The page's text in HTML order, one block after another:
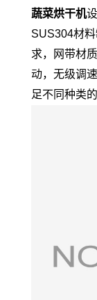
蔬菜烘干机
SUS304材
求，网带材
动，无级调
足不同种类